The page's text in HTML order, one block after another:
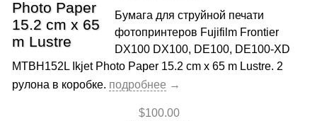
Бумага для струйной печати
фотопринтеров Fujifilm Frontier
DX100 DX100, DE100, DE100-XD
MTBH152L Ikjet Photo Paper 15.2 cm x 65 m Lustre. 2
рулона в коробке.
$100.00